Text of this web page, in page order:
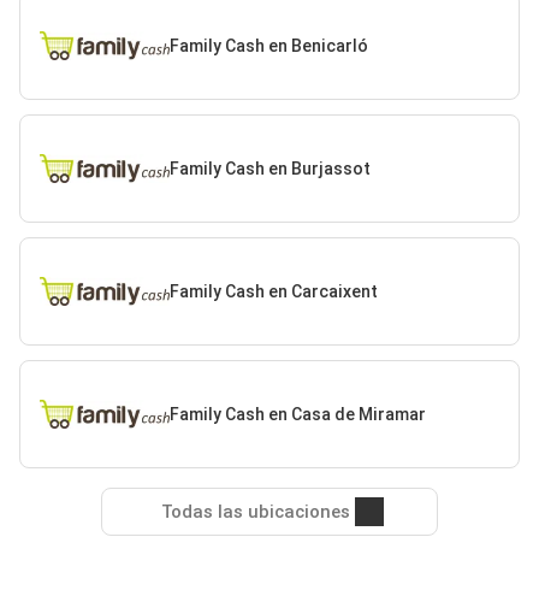
Family Cash en Benicarló
Family Cash en Burjassot
Family Cash en Carcaixent
Family Cash en Casa de Miramar
Todas las ubicaciones